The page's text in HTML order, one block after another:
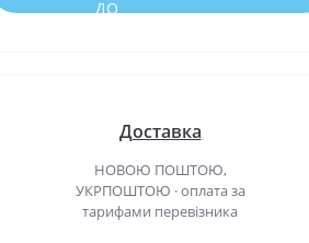
Доставка
НОВОЮ ПОШТОЮ,
УКРПОШТОЮ · оплата за
тарифами перевізника